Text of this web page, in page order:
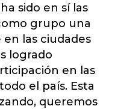
sido en sí las
grupo una
las ciudades
logrado
en las
el país. Esta
queremos